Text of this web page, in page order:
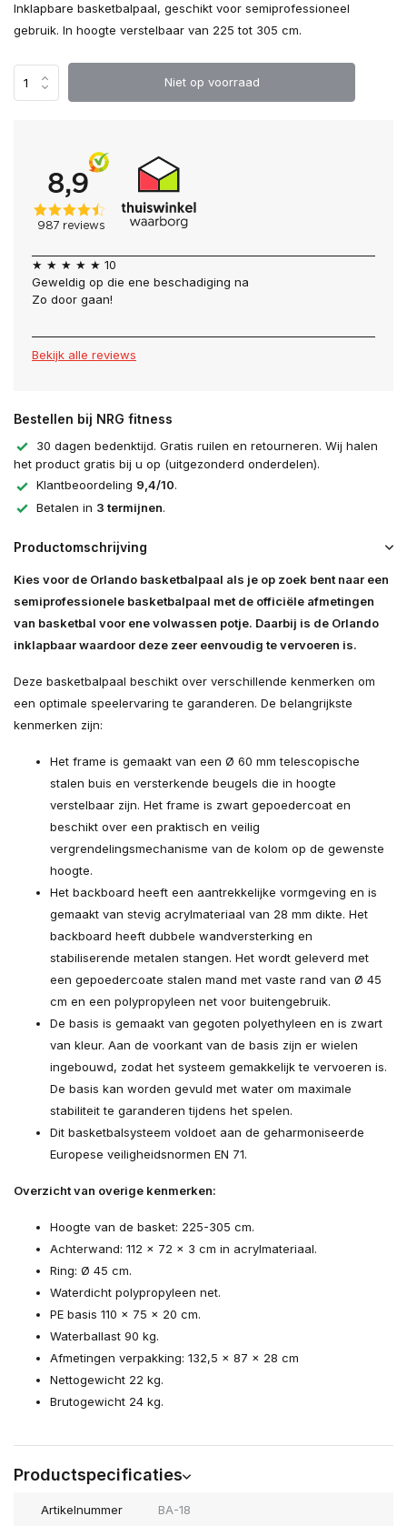
Inklapbare basketbalpaal, geschikt voor semiprofessioneel
gebruik. In hoogte verstelbaar van 225 tot 305 cm.
Niet op voorraad
★ ★ ★ ★ ★ 10
Geweldig op die ene beschadiging na
Zo door gaan!
Bekijk alle reviews
Bestellen bij NRG fitness
30 dagen bedenktijd. Gratis ruilen en retourneren. Wij halen
het product gratis bij u op (uitgezonderd onderdelen).
Klantbeoordeling 9,4/10.
Betalen in 3 termijnen.
Productomschrijving
Kies voor de Orlando basketbalpaal als je op zoek bent naar een
semiprofessionele basketbalpaal met de officiële afmetingen
van basketbal voor ene volwassen potje. Daarbij is de Orlando
inklapbaar waardoor deze zeer eenvoudig te vervoeren is.
Deze basketbalpaal beschikt over verschillende kenmerken om
een optimale speelervaring te garanderen. De belangrijkste
kenmerken zijn:
Het frame is gemaakt van een Ø 60 mm telescopische
stalen buis en versterkende beugels die in hoogte
verstelbaar zijn. Het frame is zwart gepoedercoat en
beschikt over een praktisch en veilig
vergrendelingsmechanisme van de kolom op de gewenste
hoogte.
Het backboard heeft een aantrekkelijke vormgeving en is
gemaakt van stevig acrylmateriaal van 28 mm dikte. Het
backboard heeft dubbele wandversterking en
stabiliserende metalen stangen. Het wordt geleverd met
een gepoedercoate stalen mand met vaste rand van Ø 45
cm en een polypropyleen net voor buitengebruik.
De basis is gemaakt van gegoten polyethyleen en is zwart
van kleur. Aan de voorkant van de basis zijn er wielen
ingebouwd, zodat het systeem gemakkelijk te vervoeren is.
De basis kan worden gevuld met water om maximale
stabiliteit te garanderen tijdens het spelen.
Dit basketbalsysteem voldoet aan de geharmoniseerde
Europese veiligheidsnormen EN 71.
Overzicht van overige kenmerken:
Hoogte van de basket: 225-305 cm.
Achterwand: 112 x 72 x 3 cm in acrylmateriaal.
Ring: Ø 45 cm.
Waterdicht polypropyleen net.
PE basis 110 x 75 x 20 cm.
Waterballast 90 kg.
Afmetingen verpakking: 132,5 x 87 x 28 cm
Nettogewicht 22 kg.
Brutogewicht 24 kg.
Productspecificaties
Artikelnummer BA-18